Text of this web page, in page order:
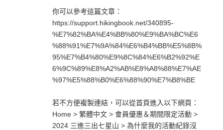
你可以參考這篇文章：
https://support.hikingbook.net/340895-
%E7%82%BA%E4%BB%80%E9%BA%BC%E6
%88%91%E7%9A%84%E6%B4%BB%E5%8B%
95%E7%B4%80%E9%8C%84%E6%B2%92%E
6%9C%89%E8%A2%AB%E8%A8%88%E7%AE
%97%E5%88%B0%E6%88%90%E7%B8%BE
若不方便複製連結，可以從首頁進入以下網頁：
Home > 繁體中文 > 會員優惠＆期間限定活動 >
2024 三進三出七星山 > 為什麼我的活動紀錄沒